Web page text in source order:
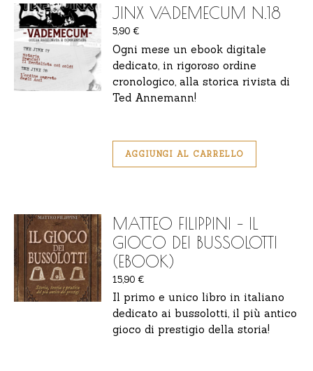
JINX VADEMECUM N.18
5,90€
Ogni mese un ebook digitale
dedicato, in rigoroso ordine
cronologico, alla storica rivista di
Ted Annemann!
AGGIUNGI AL CARRELLO
MATTEO FILIPPINI – IL
GIOCO DEI BUSSOLOTTI
(EBOOK)
15,90€
Il primo e unico libro in italiano
dedicato ai bussolotti, il più antico
gioco di prestigio della storia!